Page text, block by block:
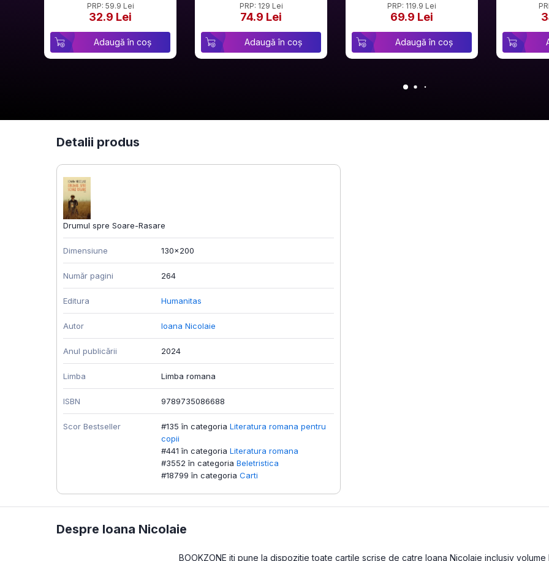
PRP: 59.9 Lei
32.9 Lei
Adaugă în coș
PRP: 129 Lei
74.9 Lei
Adaugă în coș
PRP: 119.9 Lei
69.9 Lei
Adaugă în coș
Detalii produs
Drumul spre Soare-Rasare
Dimensiune 130x200
Număr pagini 264
Editura Humanitas
Autor Ioana Nicolaie
Anul publicării 2024
Limba Limba romana
ISBN 9789735086688
Scor Bestseller #135 în categoria Literatura romana pentru
copii
#441 în categoria Literatura romana
#3552 în categoria Beletristica
#18799 în categoria Carti
Despre Ioana Nicolaie
BOOKZONE iti pune la dispozitie toate cartile scrise de catre Ioana Nicolaie inclusiv